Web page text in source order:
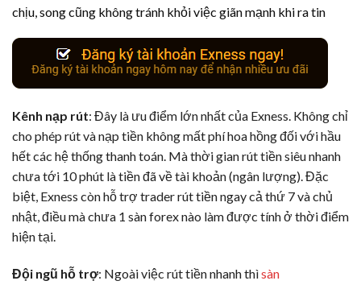
chịu, song cũng không tránh khỏi việc giãn mạnh khi ra tin
Kênh nạp rút: Đây là ưu điểm lớn nhất của Exness. Không chỉ
cho phép rút và nạp tiền không mất phí hoa hồng đối với hầu
hết các hệ thống thanh toán. Mà thời gian rút tiền siêu nhanh
chưa tới 10 phút là tiền đã về tài khoản (ngân lượng). Đặc
biệt, Exness còn hỗ trợ trader rút tiền ngay cả thứ 7 và chủ
nhật, điều mà chưa 1 sàn forex nào làm được tính ở thời điểm
hiện tại.
Đội ngũ hỗ trợ: Ngoài việc rút tiền nhanh thìsàn